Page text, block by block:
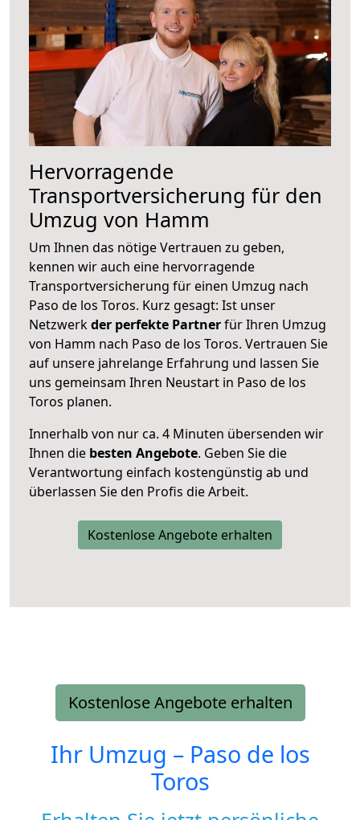
Hervorragende
Transportversicherung für den
Umzug von Hamm
Um Ihnen das nötige Vertrauen zu geben,
kennen wir auch eine hervorragende
Transportversicherung für einen Umzug nach
Paso de los Toros. Kurz gesagt: Ist unser
Netzwerkder perfekte Partnerfür Ihren Umzug
von Hamm nach Paso de los Toros. Vertrauen Sie
auf unsere jahrelange Erfahrung und lassen Sie
uns gemeinsam Ihren Neustart in Paso de los
Toros planen.
Innerhalb von nur ca. 4 Minuten übersenden wir
Ihnen die besten Angebote. Geben Sie die
Verantwortung einfach kostengünstig ab und
überlassen Sie den Profis die Arbeit.
Kostenlose Angebote erhalten
Kostenlose Angebote erhalten
Ihr Umzug – Paso de los
Toros